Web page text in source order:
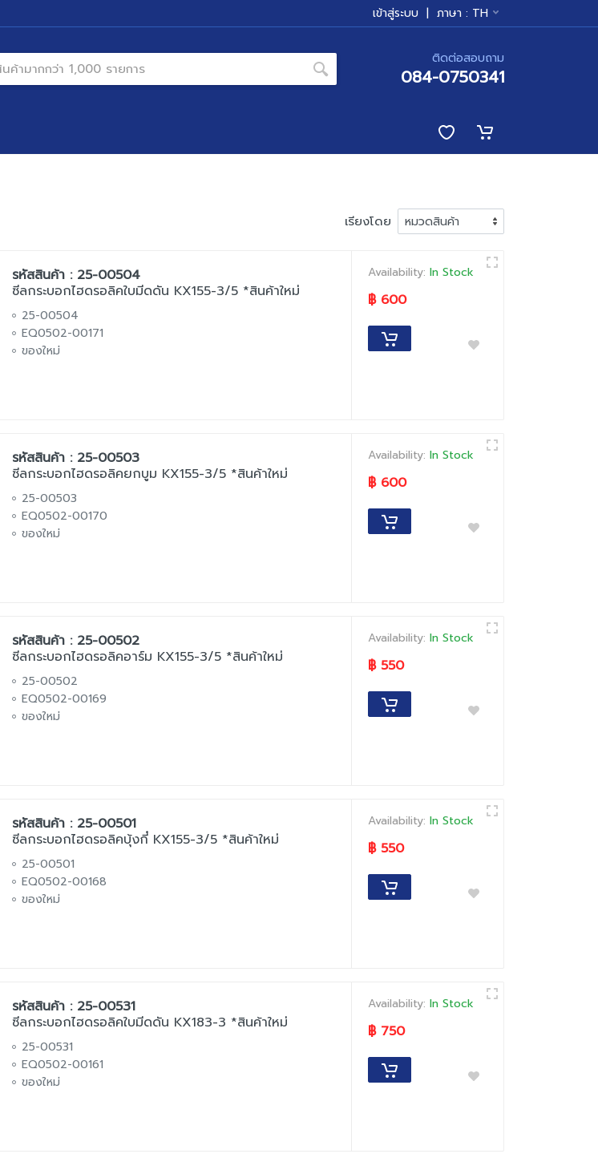
เข้าสู่ระบบ | ภาษา : TH
ติดต่อสอบถาม
084-0750341
เรียงโดย
รหัสสินค้า : 25-00504
ซีลกระบอกไฮดรอลิคใบมีดดัน KX155-3/5 *สินค้าใหม่
25-00504
EQ0502-00171
ของใหม่
Availability: In Stock
฿ 600
รหัสสินค้า : 25-00503
ซีลกระบอกไฮดรอลิคยกบูม KX155-3/5 *สินค้าใหม่
25-00503
EQ0502-00170
ของใหม่
Availability: In Stock
฿ 600
รหัสสินค้า : 25-00502
ซีลกระบอกไฮดรอลิคอาร์ม KX155-3/5 *สินค้าใหม่
25-00502
EQ0502-00169
ของใหม่
Availability: In Stock
฿ 550
รหัสสินค้า : 25-00501
ซีลกระบอกไฮดรอลิคบุ้งกี๋ KX155-3/5 *สินค้าใหม่
25-00501
EQ0502-00168
ของใหม่
Availability: In Stock
฿ 550
รหัสสินค้า : 25-00531
ซีลกระบอกไฮดรอลิคใบมีดดัน KX183-3 *สินค้าใหม่
25-00531
EQ0502-00161
ของใหม่
Availability: In Stock
฿ 750